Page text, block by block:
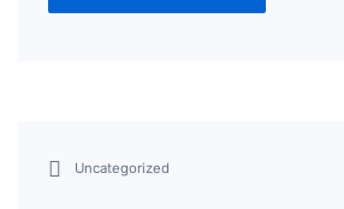
Uncategorized